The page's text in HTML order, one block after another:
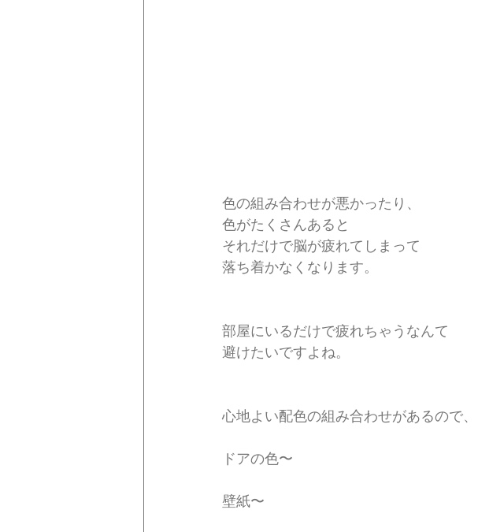
色の組み合わせが悪かったり、
色がたくさんあると
それだけで脳が疲れてしまって
落ち着かなくなります。
部屋にいるだけで疲れちゃうなんて
避けたいですよね。
心地よい配色の組み合わせがあるので、
ドアの色〜
壁紙〜